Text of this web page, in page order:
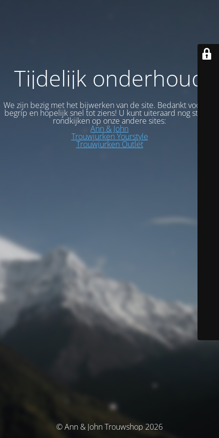
Tijdelijk onderhoud
We zijn bezig met het bijwerken van de site. Bedankt voor uw
begrip en hopelijk snel tot ziens! U kunt uiteraard nog steeds
rondkijken op onze andere sites:
Ann & John
Trouwjurken Yourstyle
Trouwjurken Outlet
© Ann & John Trouwshop 2026